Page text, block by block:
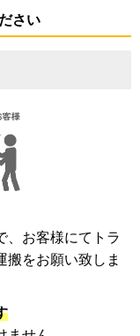
さい
、お客様にてトラ
搬をお願い致しま